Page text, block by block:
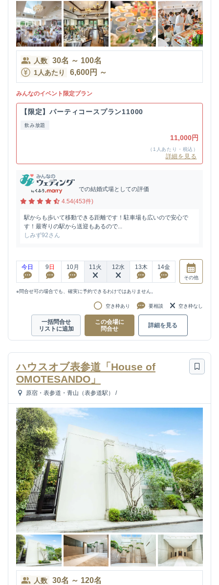
人数 30名 ～ 100名
1人あたり 6,600円 ～
みんなのイベント限定プラン
【限定】パーティコースプラン11000
飲み放題
11,000円
（1人あたり・税込）
詳細を見る
での結婚式場としての評価
4.54(453件)
駅からも歩いて移動できる距離です！駐車場も広いので安心で
す！最寄りの駅から送迎もあるので...
しみず92さん
今日 9 日 10月 11 火 12水 13木 14金
その他
※問合せ可の場合でも、確実に予約できるわけではありません。
空き枠あり 要相談 空き枠なし
一括問合せ
リストに追加
この会場に
問合せ
詳細を見る
ハウスオブ表参道「House of
OMOTESANDO」
原宿・表参道・青山（表参道駅） /
人数 30名 ～ 120名